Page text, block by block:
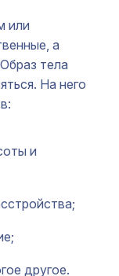
или
а
тела
На него
и
другое.